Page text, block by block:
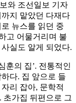
와 조선일보 기자
지 맡았던 다재다
뉴스를 읽던 중
고 어물거리며 불
실도 알게 되었다.
훈의 집’. 전통적인
다. 집 앞으로 들
리 잡아, 문학적
초가집 뒤편으로 그